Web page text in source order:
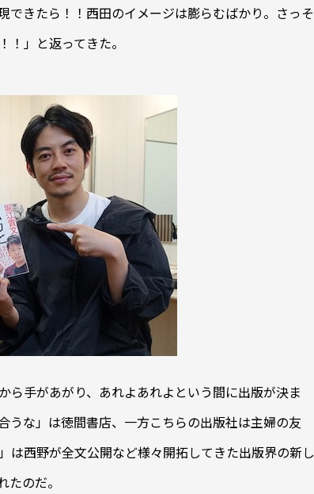
できたら！！西田のイメージは膨らむばかり。さっそ
」と返ってきた。
ら手があがり、あれよあれよという間に出版が決ま
うな」は徳間書店、一方こちらの出版社は主婦の友
は西野が全文公開など様々開拓してきた出版界の新し
のだ。